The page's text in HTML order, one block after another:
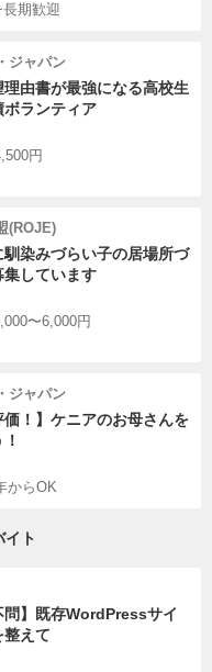
長期歓迎
ジャパン
理由書が最強になる高校生
ランティア
円
(ROJE)
染みづらい子の居場所づ
集しています
〜6,000円
ジャパン
価！】ケニアのお母さんを
からOK
イト
問】既存WordPressサイ
整えて